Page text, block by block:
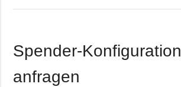
Spender-Konfiguration
anfragen